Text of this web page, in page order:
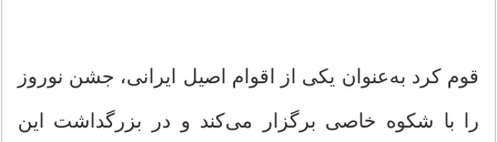
قوم کرد به‌عنوان یکی از اقوام اصیل ایرانی،‌ جشن نوروز
را با شکوه خاصی برگزار می‌کند و در بزرگداشت این